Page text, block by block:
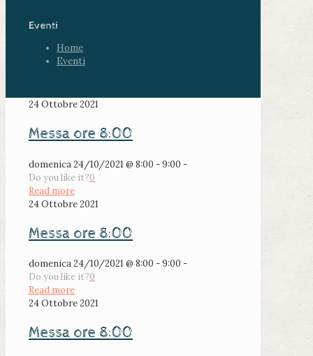
Eventi
Home
Eventi
24 Ottobre 2021
Messa ore 8:00
domenica 24/10/2021 @ 8:00 - 9:00 -
Do you like it?0
Read more
24 Ottobre 2021
Messa ore 8:00
domenica 24/10/2021 @ 8:00 - 9:00 -
Do you like it?0
Read more
24 Ottobre 2021
Messa ore 8:00